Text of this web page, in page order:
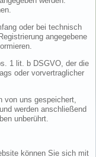
oder bei technisch
angegebene
1 lit. b DSGVO, der die
oder vorvertraglicher
von uns gespeichert,
werden anschließend
unberührt.
können Sie sich mit